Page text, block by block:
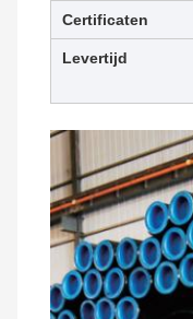
Certificaten
Levertijd